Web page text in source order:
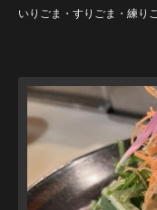
いりごま・すりごま・練り